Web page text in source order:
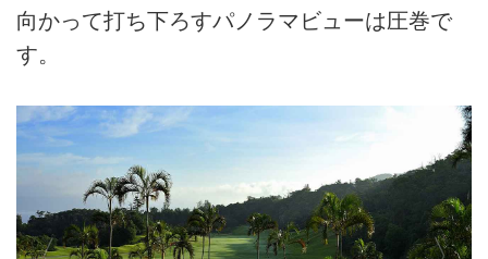
向かって打ち下ろすパノラマビューは圧巻で
す。